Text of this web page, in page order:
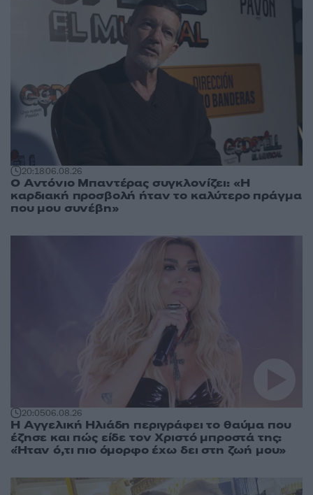
20:1806.08.26
Ο Αντόνιο Μπαντέρας συγκλονίζει: «Η
καρδιακή προσβολή ήταν το καλύτερο πράγμα
που μου συνέβη»
20:0506.08.26
Η Αγγελική Ηλιάδη περιγράφει το θαύμα που
έζησε και πώς είδε τον Χριστό μπροστά της:
«Ήταν ό,τι πιο όμορφο έχω δει στη ζωή μου»